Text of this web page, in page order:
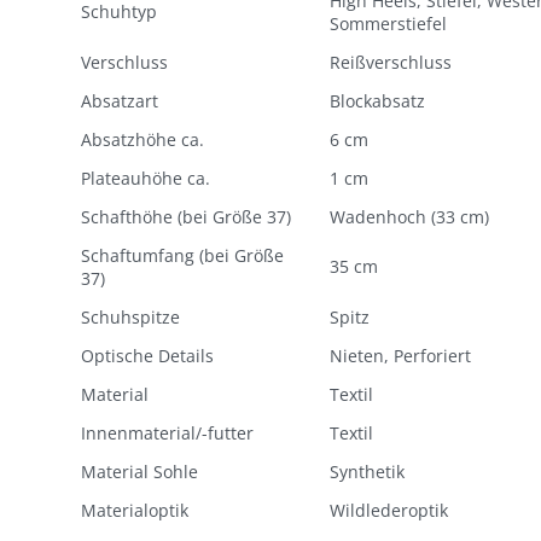
Schuhtyp
Sommerstiefel
Verschluss
Reißverschluss
Absatzart
Blockabsatz
Absatzhöhe ca.
6 cm
Plateauhöhe ca.
1 cm
Schafthöhe (bei Größe 37)
Wadenhoch (33 cm)
Schaftumfang (bei Größe
37)
35 cm
Schuhspitze
Spitz
Optische Details
Nieten, Perforiert
Material
Textil
Innenmaterial/-futter
Textil
Material Sohle
Synthetik
Materialoptik
Wildlederoptik